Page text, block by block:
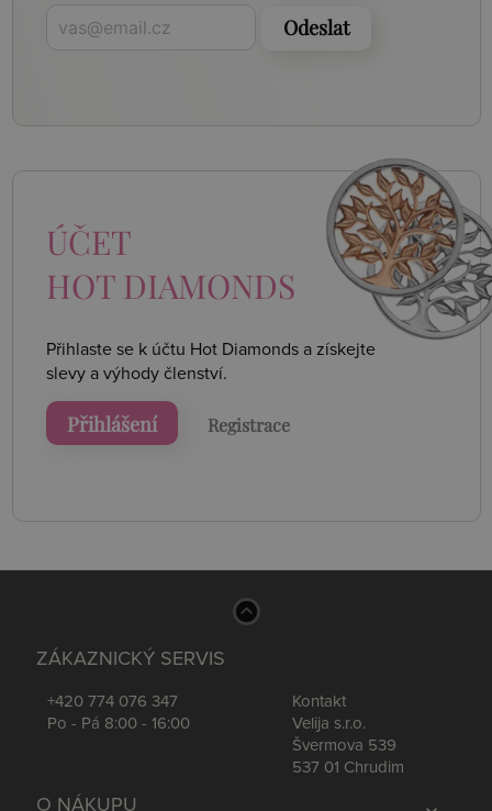
Odeslat
ÚČET
HOT DIAMONDS
Přihlaste se k účtu Hot Diamonds a získejte
slevy a výhody členství.
Přihlášení Registrace
ZÁKAZNICKÝ SERVIS
+420 774 076 347
Po - Pá 8:00 - 16:00
Kontakt
Velija s.r.o.
Švermova 539
537 01 Chrudim
O NÁKUPU